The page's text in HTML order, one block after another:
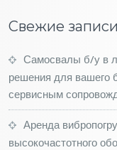
Свежие записи
Самосвалы б/у в
решения для вашего
сервисным
Аренда
высокочастотного